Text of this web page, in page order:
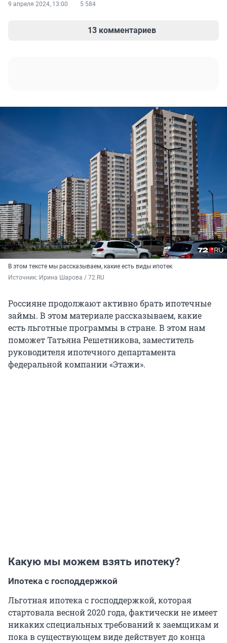
9 апреля 2024, 13:00 5 584
13 комментариев
В этом тексте мы рассказываем, какие есть виды ипотек
Источник: Ирина Шарова / 72.RU
Россияне продолжают активно брать ипотечные
займы. В этом материале рассказываем, какие
есть льготные программы в стране. В этом нам
поможет Татьяна Решетникова, заместитель
руководителя ипотечного департамента
федеральной компании «Этажи».
Какую мы можем взять ипотеку?
Ипотека с господдержкой
Льготная ипотека с господдержкой, которая
стартовала весной 2020 года, фактически не имеет
никаких специальных требований к заемщикам и
пока в существующем виде действует до конца